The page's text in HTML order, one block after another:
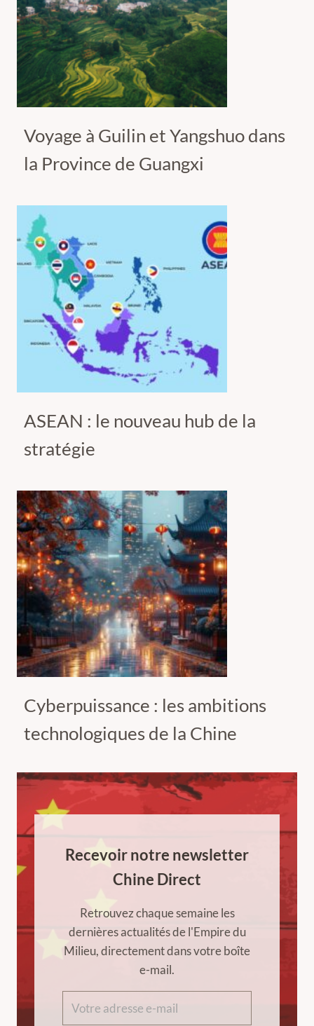
Voyage à Guilin et Yangshuo dans
la Province de Guangxi
ASEAN : le nouveau hub de la
stratégie
Cyberpuissance : les ambitions
technologiques de la Chine
Recevoir notre newsletter
Chine Direct
Retrouvez chaque semaine les
dernières actualités de l'Empire du
Milieu, directement dans votre boîte
e-mail.